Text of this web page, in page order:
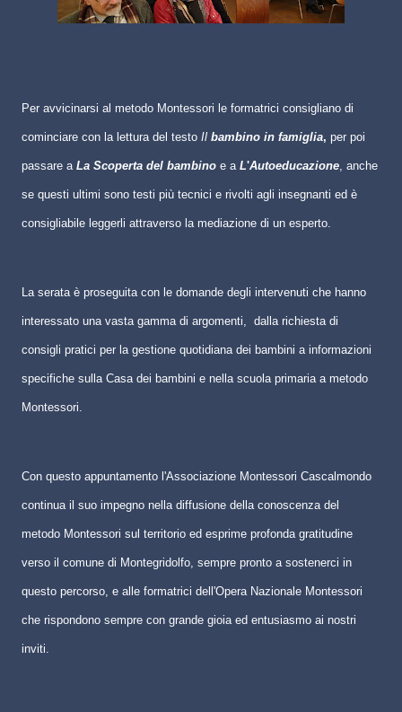
Per avvicinarsi al metodo Montessori le formatrici consigliano di
cominciare con la lettura del testo Il bambino in famiglia, per poi
passare a La Scoperta del bambino e a L'Autoeducazione, anche
se questi ultimi sono testi più tecnici e rivolti agli insegnanti ed è
consigliabile leggerli attraverso la mediazione di un esperto.
La serata è proseguita con le domande degli intervenuti che hanno
interessato una vasta gamma di argomenti, dalla richiesta di
consigli pratici per la gestione quotidiana dei bambini a informazioni
specifiche sulla Casa dei bambini e nella scuola primaria a metodo
Montessori.
Con questo appuntamento l'Associazione Montessori Cascalmondo
continua il suo impegno nella diffusione della conoscenza del
metodo Montessori sul territorio ed esprime profonda gratitudine
verso il comune di Montegridolfo, sempre pronto a sostenerci in
questo percorso, e alle formatrici dell'Opera Nazionale Montessori
che rispondono sempre con grande gioia ed entusiasmo ai nostri
inviti.